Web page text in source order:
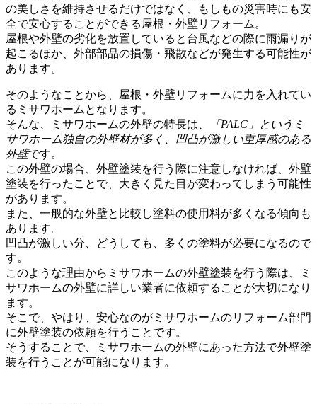
の美しさを維持させるだけではなく、もしもの災害時にも安
全で安心することができる屋根・外壁リフォーム。
屋根や外壁の劣化を放置していると台風などの際に雨漏りが
起こるほか、外部部品の損傷・飛散などが発生する可能性が
あります。
そのようなことから、屋根・外壁リフォームに力を入れてい
るミサワホームとなります。
そんな、ミサワホームの外壁の特長は、
「PALC」というミ
サワホーム独自の外壁材が多く、凹凸が激しい重厚感のある
外壁です。
この外壁の場合、外壁塗装を行う際に注意しなければ、外壁
塗装を行ったことで、大きく見た目が変わってしまう可能性
があります。
また、一般的な外壁と比較し塗料の使用料が多くなる傾向も
あります。
凹凸が激しい分、どうしても、多くの塗料が必要になるので
す。
このような理由からミサワホームの外壁塗装を行う際は、ミ
サワホームの外壁に詳しい業者に依頼することが大切になり
ます。
そこで、やはり、安心なのがミサワホームのリフォーム部門
に外壁塗装の依頼を行うことです。
そうすることで、ミサワホームの外壁にあった方法で外壁塗
装を行うことが可能になります。